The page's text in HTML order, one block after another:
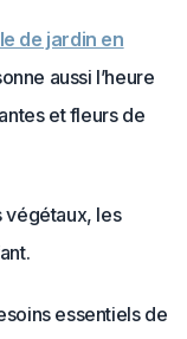
de jardin en
aussi l’heure
et fleurs de
végétaux, les
essentiels de